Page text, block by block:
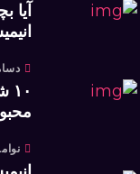
آیا
دسامبر
نوامبر 23,